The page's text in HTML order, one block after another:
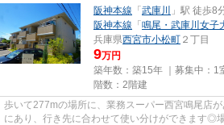
阪神本線 「 武庫川
」駅 徒歩8
阪神本線 「 鳴尾・武庫川女子
兵庫県西宮市小松町 ２丁目
9万円
築年数：築15年 ｜募集中： 1
階数：2階建
歩いて277mの場所に、業務スーパー西宮鳴尾店
にあり、行き先に合わせて使い分けができます◎